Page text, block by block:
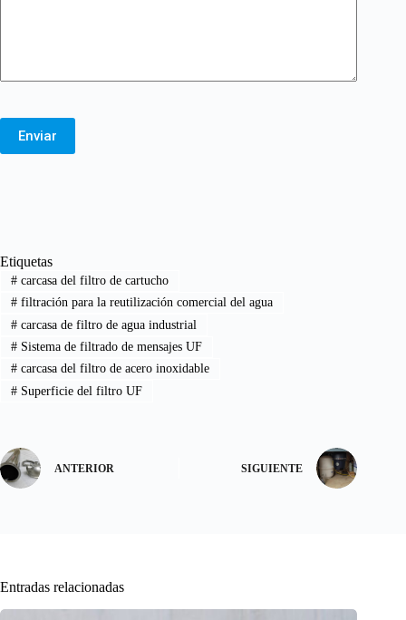
Enviar
Etiquetas
#carcasa del filtro de cartucho
#filtración para la reutilización comercial del agua
#carcasa de filtro de agua industrial
#Sistema de filtrado de mensajes UF
#carcasa del filtro de acero inoxidable
#Superficie del filtro UF
ANTERIOR SIGUIENTE
Entradas relacionadas